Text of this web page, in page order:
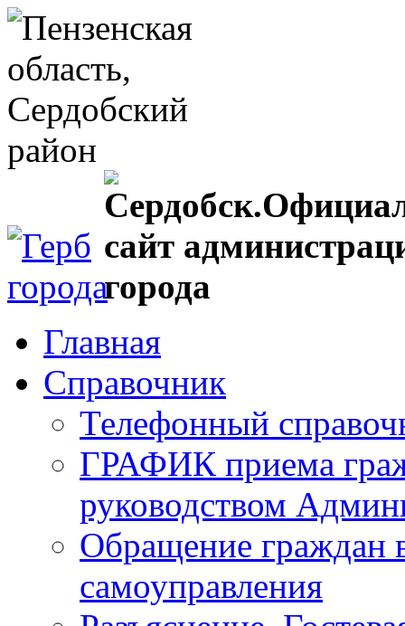
Главная
Справочник
Телефонный
ГРАФИК приема
руководством
Обращение граждан
самоуправления